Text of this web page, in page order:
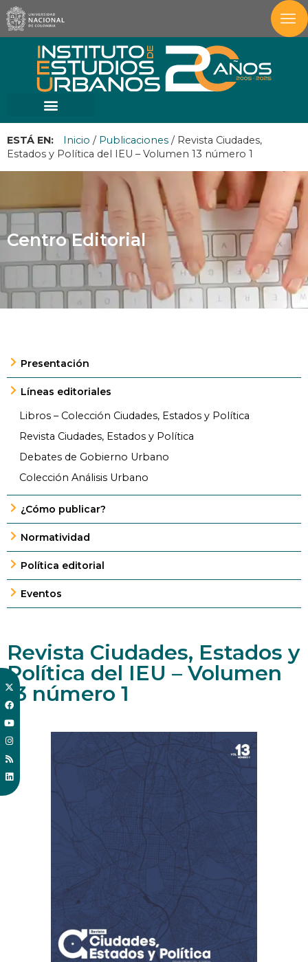
ESTÁ EN: Inicio / Publicaciones / Revista Ciudades,
Estados y Política del IEU – Volumen 13 número 1
Centro Editorial
Presentación
Líneas editoriales
Libros – Colección Ciudades, Estados y Política
Revista Ciudades, Estados y Política
Debates de Gobierno Urbano
Colección Análisis Urbano
¿Cómo publicar?
Normatividad
Política editorial
Eventos
Revista Ciudades, Estados y
Política del IEU – Volumen
13 número 1